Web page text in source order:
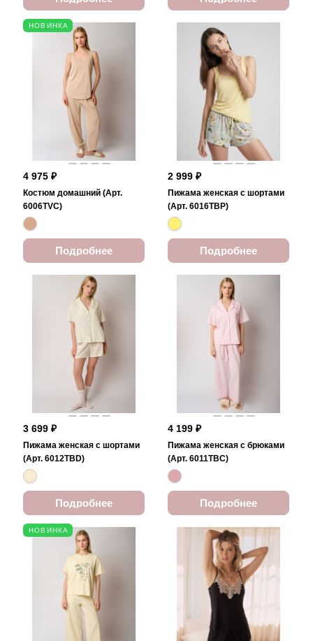
НОВИНКА
4 975 ₽
Костюм домашний (Арт.
6006TVC)
Подробнее
2 999 ₽
Пижама женская с шортами
(Арт. 6016TBP)
Подробнее
3 699 ₽
Пижама женская с шортами
(Арт. 6012TBD)
Подробнее
4 199 ₽
Пижама женская с брюками
(Арт. 6011TBC)
Подробнее
НОВИНКА